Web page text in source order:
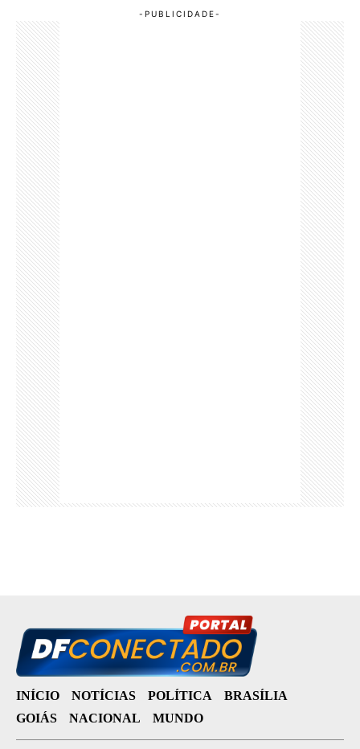
INÍCIO NOTÍCIAS POLÍTICA
BRASÍLIA
GOIÁS
NACIONAL MUNDO